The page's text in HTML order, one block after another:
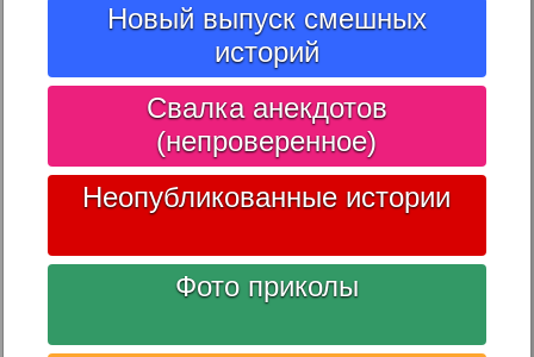
Новый выпуск смешных
историй
Свалка анекдотов
(непроверенное)
Неопубликованные истории
Фото приколы